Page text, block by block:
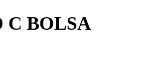
C BOLSA